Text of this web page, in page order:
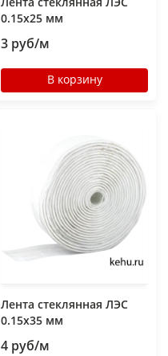
0.15х25 мм
3 руб/м
В корзину
Лента стеклянная ЛЭС
0.15x35 мм
4 руб/м